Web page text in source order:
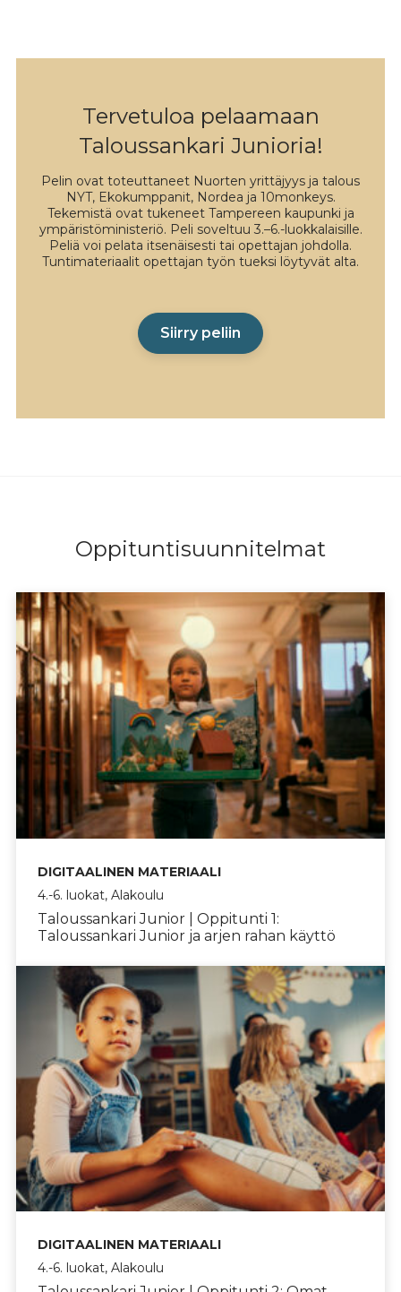
Tervetuloa pelaamaan
Taloussankari Junioria!
Pelin ovat toteuttaneet Nuorten yrittäjyys ja talous
NYT, Ekokumppanit, Nordea ja 10monkeys.
Tekemistä ovat tukeneet Tampereen kaupunki ja
ympäristöministeriö. Peli soveltuu 3.–6.-luokkalaisille.
Peliä voi pelata itsenäisesti tai opettajan johdolla.
Tuntimateriaalit opettajan työn tueksi löytyvät alta.
Siirry peliin
Oppituntisuunnitelmat
DIGITAALINEN MATERIAALI
4.-6. luokat, Alakoulu
Taloussankari Junior | Oppitunti 1:
Taloussankari Junior ja arjen rahan käyttö
DIGITAALINEN MATERIAALI
4.-6. luokat, Alakoulu